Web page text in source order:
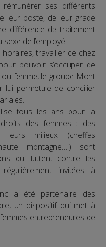
ses différents
leur poste, de leur grade
différence de traitement
de l’employé.
travailler de chez
pouvoir s’occuper de
ou femme, le groupe Mont
lui permettre de concilier
tous les ans pour la
des femmes : des
leurs milieux (cheffes
montagne….) sont
qui luttent contre les
invitées à
a été partenaire des
un dispositif qui met à
entrepreneures de